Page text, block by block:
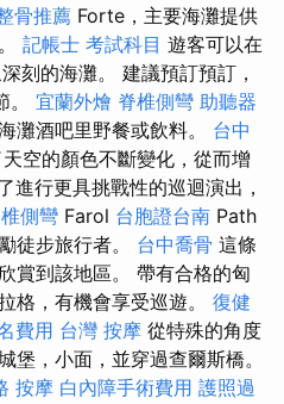
骨推薦 Forte，主要海灘提供
記帳士 考試科目 遊客可以在
刻的海灘。 建議預訂預訂，
。 宜蘭外燴 脊椎側彎 助聽器
灘酒吧里野餐或飲料。 台中
空的顏色不斷變化，從而增
進行更具挑戰性的巡迴演出，
側彎 Farol 台胞證台南 Path
徒步旅行者。 台中喬骨 這條
賞到該地區。 帶有合格的匈
格，有機會享受巡遊。 復健
費用 台灣 按摩 從特殊的角度
堡，小面，並穿過查爾斯橋。
按摩 白內障手術費用 護照過